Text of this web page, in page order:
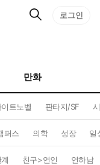
검
로그인
만화
이트노벨 판타지/SF
퍼스 의학 성장 일
친구>연인 연하남